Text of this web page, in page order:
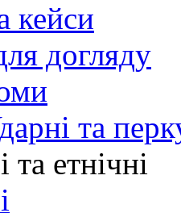
кейси
догляду
та
та етнічні